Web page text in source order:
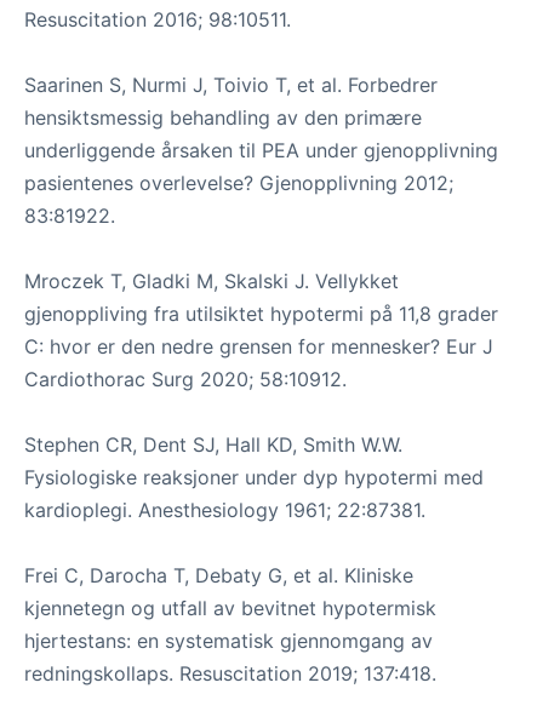
Resuscitation 2016; 98:10511.
Saarinen S, Nurmi J, Toivio T, et al. Forbedrer
hensiktsmessig behandling av den primære
underliggende årsaken til PEA under gjenopplivning
pasientenes overlevelse? Gjenopplivning 2012;
83:81922.
Mroczek T, Gladki M, Skalski J. Vellykket
gjenoppliving fra utilsiktet hypotermi på 11,8 grader
C: hvor er den nedre grensen for mennesker? Eur J
Cardiothorac Surg 2020; 58:10912.
Stephen CR, Dent SJ, Hall KD, Smith W.W.
Fysiologiske reaksjoner under dyp hypotermi med
kardioplegi. Anesthesiology 1961; 22:87381.
Frei C, Darocha T, Debaty G, et al. Kliniske
kjennetegn og utfall av bevitnet hypotermisk
hjertestans: en systematisk gjennomgang av
redningskollaps. Resuscitation 2019; 137:418.